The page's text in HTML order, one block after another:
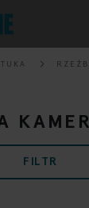
FILTR